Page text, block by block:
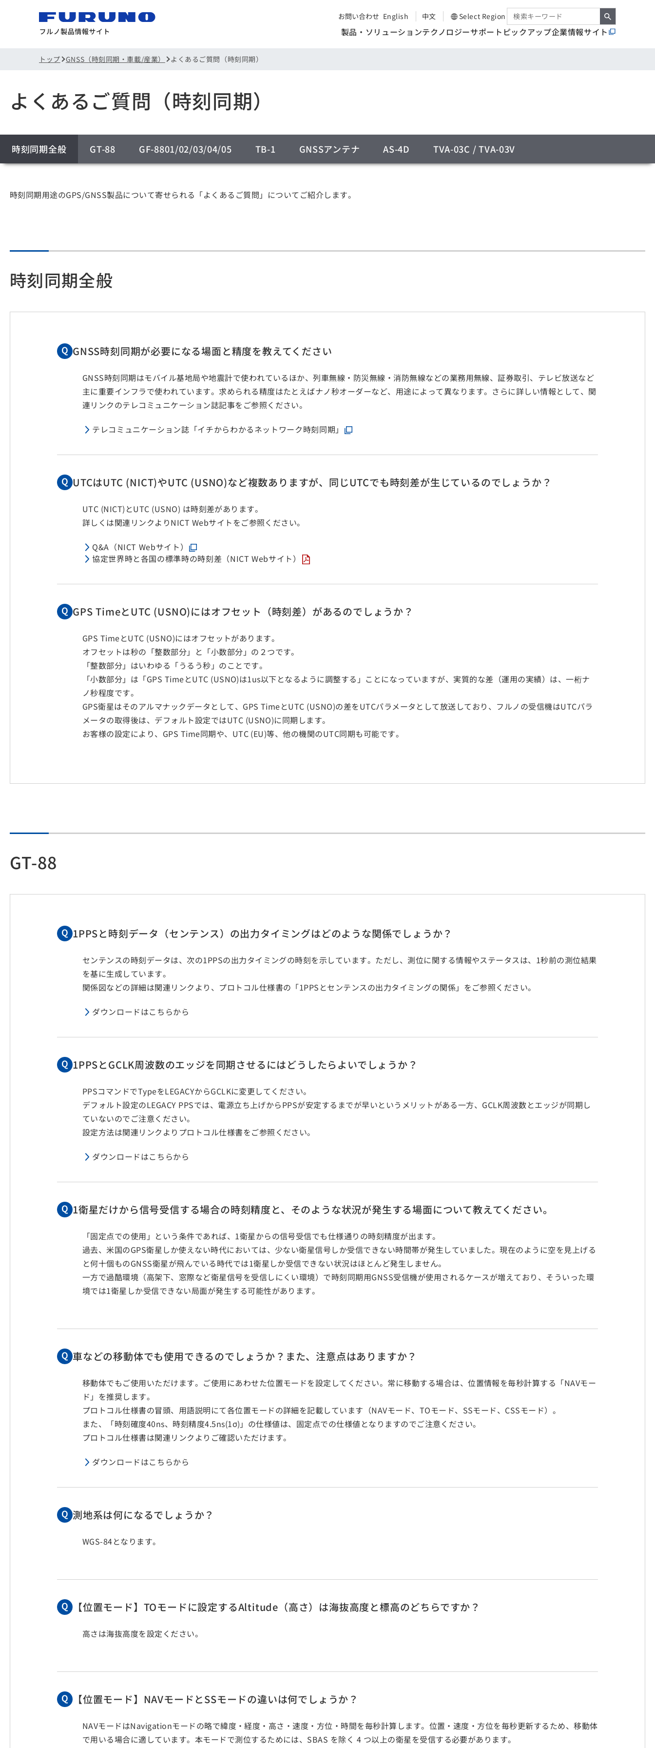
お問い合わせ English 中文 Select Region
製品・ソリューションテクノロジーサポート ピックアップ企業情報サイト
トップ GNSS（時刻同期・車載/産業） よくあるご質問（時刻同期）
よくあるご質問（時刻同期）
時刻同期全般 GT-88 GF-8801/02/03/04/05 TB-1 GNSSアンテナ AS-4D TVA-03C / TVA-03V
時刻同期用途のGPS/GNSS製品について寄せられる「よくあるご質問」についてご紹介します。
時刻同期全般
GNSS時刻同期が必要になる場面と精度を教えてください
GNSS時刻同期はモバイル基地局や地震計で使われているほか、列車無線・防災無線・消防無線などの業務用無線、証券取引、テレビ放送など
主に重要インフラで使われています。求められる精度はたとえばナノ秒オーダーなど、用途によって異なります。さらに詳しい情報として、関
連リンクのテレコミュニケーション誌記事をご参照ください。
テレコミュニケーション誌「イチからわかるネットワーク時刻同期」
UTCはUTC (NICT)やUTC (USNO)など複数ありますが、同じUTCでも時刻差が生じているのでしょうか？
UTC (NICT)とUTC (USNO) は時刻差があります。
詳しくは関連リンクよりNICT Webサイトをご参照ください。
Q&A（NICT Webサイト）
協定世界時と各国の標準時の時刻差（NICT Webサイト）
GPS TimeとUTC (USNO)にはオフセット（時刻差）があるのでしょうか？
GPS TimeとUTC (USNO)にはオフセットがあります。
オフセットは秒の「整数部分」と「小数部分」の２つです。
「整数部分」はいわゆる「うるう秒」のことです。
「小数部分」は「GPS TimeとUTC (USNO)は1us以下となるように調整する」ことになっていますが、実質的な差（運用の実績）は、一桁ナ
ノ秒程度です。
GPS衛星はそのアルマナックデータとして、GPS TimeとUTC (USNO)の差をUTCパラメータとして放送しており、フルノの受信機はUTCパラ
メータの取得後は、デフォルト設定ではUTC (USNO)に同期します。
お客様の設定により、GPS Time同期や、UTC (EU)等、他の機関のUTC同期も可能です。
GT-88
1PPSと時刻データ（センテンス）の出力タイミングはどのような関係でしょうか？
センテンスの時刻データは、次の1PPSの出力タイミングの時刻を示しています。ただし、測位に関する情報やステータスは、1秒前の測位結果
を基に生成しています。
関係図などの詳細は関連リンクより、プロトコル仕様書の「1PPSとセンテンスの出力タイミングの関係」をご参照ください。
ダウンロードはこちらから
1PPSとGCLK周波数のエッジを同期させるにはどうしたらよいでしょうか？
PPSコマンドでTypeをLEGACYからGCLKに変更してください。
デフォルト設定のLEGACY PPSでは、電源立ち上げからPPSが安定するまでが早いというメリットがある一方、GCLK周波数とエッジが同期し
ていないのでご注意ください。
設定方法は関連リンクよりプロトコル仕様書をご参照ください。
ダウンロードはこちらから
1衛星だけから信号受信する場合の時刻精度と、そのような状況が発生する場面について教えてください。
「固定点での使用」という条件であれば、1衛星からの信号受信でも仕様通りの時刻精度が出ます。
過去、米国のGPS衛星しか使えない時代においては、少ない衛星信号しか受信できない時間帯が発生していました。現在のように空を見上げる
と何十個ものGNSS衛星が飛んでいる時代では1衛星しか受信できない状況はほとんど発生しません。
一方で過酷環境（高架下、窓際など衛星信号を受信しにくい環境）で時刻同期用GNSS受信機が使用されるケースが増えており、そういった環
境では1衛星しか受信できない局面が発生する可能性があります。
車などの移動体でも使用できるのでしょうか？また、注意点はありますか？
移動体でもご使用いただけます。ご使用にあわせた位置モードを設定してください。常に移動する場合は、位置情報を毎秒計算する「NAVモー
ド」を推奨します。
プロトコル仕様書の冒頭、用語説明にて各位置モードの詳細を記載しています（NAVモード、TOモード、SSモード、CSSモード）。
また、「時刻確度40ns、時刻精度4.5ns(1σ)」の仕様値は、固定点での仕様値となりますのでご注意ください。
プロトコル仕様書は関連リンクよりご確認いただけます。
ダウンロードはこちらから
測地系は何になるでしょうか？
WGS-84となります。
【位置モード】TOモードに設定するAltitude（高さ）は海抜高度と標高のどちらですか？
高さは海抜高度を設定ください。
【位置モード】NAVモードとSSモードの違いは何でしょうか？
NAVモードはNavigationモードの略で緯度・経度・高さ・速度・方位・時間を毎秒計算します。位置・速度・方位を毎秒更新するため、移動体
で用いる場合に適しています。本モードで測位するためには、SBAS を除く 4 つ以上の衛星を受信する必要があります。